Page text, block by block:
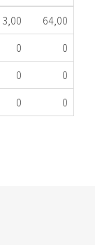
3,00
64,00
0
0
0
0
0 0